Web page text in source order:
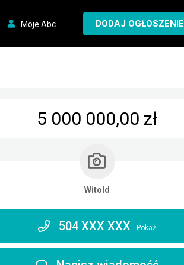
Moje Abc DODAJ OGŁOSZENIE
5 000 000,00 zł
Witold
504 XXX XXX Pokaż